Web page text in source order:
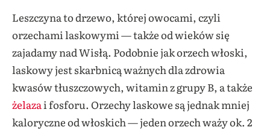
Leszczyna to drzewo, której owocami, czyli
orzechami laskowymi — także od wieków się
zajadamy nad Wisłą. Podobnie jak orzech włoski,
laskowy jest skarbnicą ważnych dla zdrowia
kwasów tłuszczowych, witamin z grupy B, a także
żelaza i fosforu. Orzechy laskowe są jednak mniej
kaloryczne od włoskich — jeden orzech waży ok. 2